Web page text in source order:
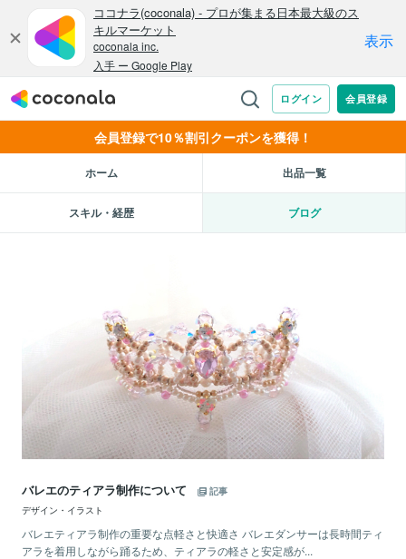
会員登録で10％割引クーポンを獲得！
ホーム 出品一覧
スキル・経歴 ブログ
バレエのティアラ制作について
記事
デザイン・イラスト
バレエティアラ制作の重要な点軽さと快適さ バレエダンサーは長時間ティ
アラを着用しながら踊るため、ティアラの軽さと安定感が...